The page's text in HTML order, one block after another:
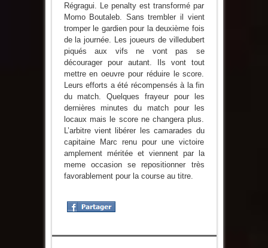
Régragui. Le penalty est transformé par
Momo Boutaleb. Sans trembler il vient
tromper le gardien pour la deuxième fois
de la journée. Les joueurs de villedubert
piqués aux vifs ne vont pas se
décourager pour autant. Ils vont tout
mettre en oeuvre pour réduire le score.
Leurs efforts a été récompensés à la fin
du match. Quelques frayeur pour les
dernières minutes du match pour les
locaux mais le score ne changera plus.
L’arbitre vient libérer les camarades du
capitaine Marc renu pour une victoire
amplement méritée et viennent par la
meme occasion se repositionner très
favorablement pour la course au titre.